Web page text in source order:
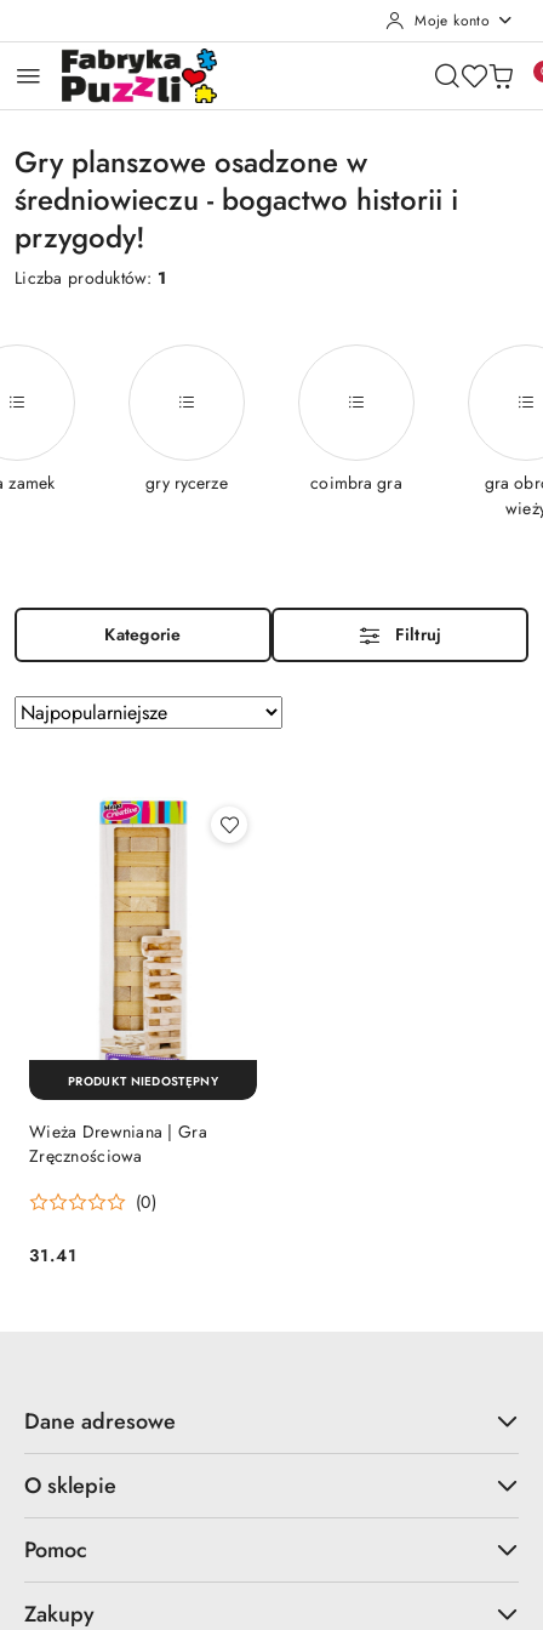
Moje konto
Gry planszowe osadzone w
średniowieczu - bogactwo historii i
przygody!
Liczba produktów: 1
zamek gry rycerze coimbra gra
gra
Kategorie Filtruj
Zastosowano
sortowanie:
Sortuj
według
Wieża Drewniana | Gra
Zręcznościowa
(0)
Cena:
31.41
PRODUKT NIEDOSTĘPNY
Dane adresowe
O sklepie
Pomoc
Zakupy